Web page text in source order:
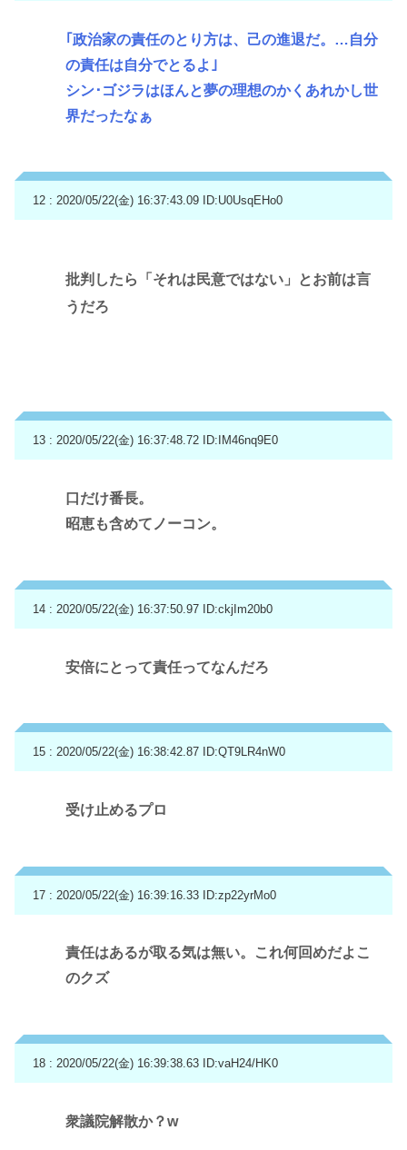
｢政治家の責任のとり方は、己の進退だ。…自分
の責任は自分でとるよ｣
シン･ゴジラはほんと夢の理想のかくあれかし世
界だったなぁ
12 : 2020/05/22(金) 16:37:43.09 ID:U0UsqEHo0
批判したら「それは民意ではない」とお前は言
うだろ
13 : 2020/05/22(金) 16:37:48.72 ID:IM46nq9E0
口だけ番長。
昭恵も含めてノーコン。
14 : 2020/05/22(金) 16:37:50.97 ID:ckjIm20b0
安倍にとって責任ってなんだろ
15 : 2020/05/22(金) 16:38:42.87 ID:QT9LR4nW0
受け止めるプロ
17 : 2020/05/22(金) 16:39:16.33 ID:zp22yrMo0
責任はあるが取る気は無い。これ何回めだよこ
のクズ
18 : 2020/05/22(金) 16:39:38.63 ID:vaH24/HK0
衆議院解散か？w